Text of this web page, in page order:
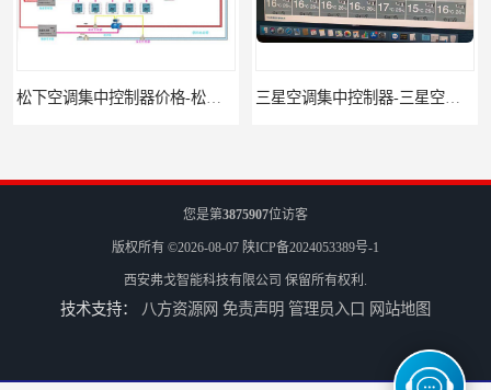
三星空调集中控制器网关-三星空调集中控制器-三星空调智能控制
您是第3875907位访客
版权所有 ©2026-08-07 陕ICP备2024053389号-1
西安弗戈智能科技有限公司 保留所有权利.
技术支持： 八方资源网 免责声明 管理员入口 网站地图